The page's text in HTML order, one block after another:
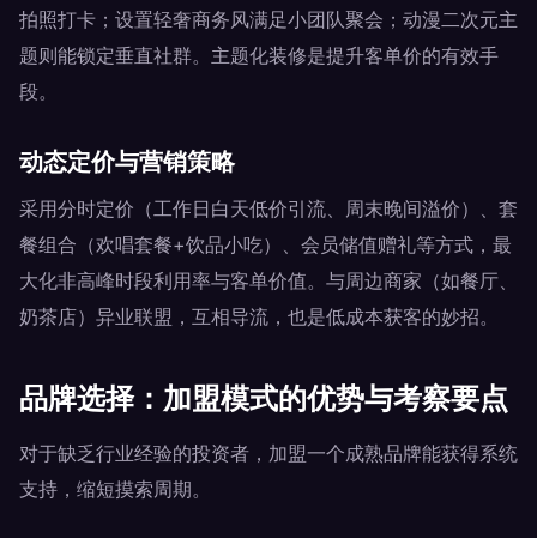
拍照打卡；设置轻奢商务风满足小团队聚会；动漫二次元主
题则能锁定垂直社群。主题化装修是提升客单价的有效手
段。
动态定价与营销策略
采用分时定价（工作日白天低价引流、周末晚间溢价）、套
餐组合（欢唱套餐+饮品小吃）、会员储值赠礼等方式，最
大化非高峰时段利用率与客单价值。与周边商家（如餐厅、
奶茶店）异业联盟，互相导流，也是低成本获客的妙招。
品牌选择：加盟模式的优势与考察要点
对于缺乏行业经验的投资者，加盟一个成熟品牌能获得系统
支持，缩短摸索周期。